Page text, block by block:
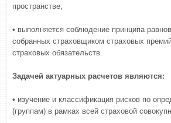
пространстве;
• выполняется соблюдение принципа
собранных страховщиком страховых
страховых обязательств.
Задачей актуарных расчетов являются:
• изучение и классификация рисков по
(группам) в рамках всей страховой